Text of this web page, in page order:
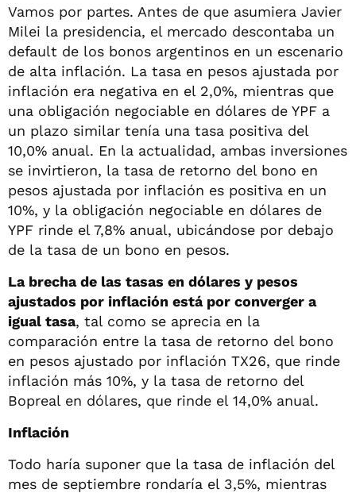
Vamos por partes. Antes de que asumiera Javier
Milei la presidencia, el mercado descontaba un
default de los bonos argentinos en un escenario
de alta inflación. La tasa en pesos ajustada por
inflación era negativa en el 2,0%, mientras que
una obligación negociable en dólares de YPF a
un plazo similar tenía una tasa positiva del
10,0% anual. En la actualidad, ambas inversiones
se invirtieron, la tasa de retorno del bono en
pesos ajustada por inflación es positiva en un
10%, y la obligación negociable en dólares de
YPF rinde el 7,8% anual, ubicándose por debajo
de la tasa de un bono en pesos.
La brecha de las tasas en dólares y pesos
ajustados por inflación está por converger a
igual tasa, tal como se aprecia en la
comparación entre la tasa de retorno del bono
en pesos ajustado por inflación TX26, que rinde
inflación más 10%, y la tasa de retorno del
Bopreal en dólares, que rinde el 14,0% anual.
Inflación
Todo haría suponer que la tasa de inflación del
mes de septiembre rondaría el 3,5%, mientras